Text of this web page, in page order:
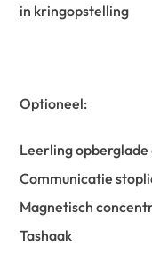
in kringopstelling
Optioneel:
Leerling
Communicatie
Magnetisch
Tashaak